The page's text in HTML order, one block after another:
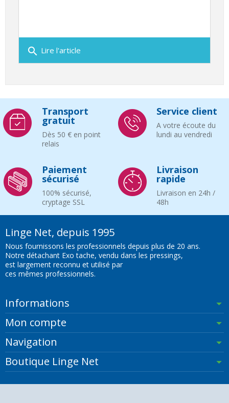
search Lire l'article
Transport
gratuit
Dès 50 € en point
relais
Service client
A votre écoute du
lundi au vendredi
Paiement
sécurisé
100% sécurisé,
cryptage SSL
Livraison
rapide
Livraison en 24h /
48h
Linge Net, depuis 1995
Nous fournissons les professionnels depuis plus de 20 ans.
Notre détachant Exo tache, vendu dans les pressings,
est largement reconnu et utilisé par
ces mêmes professionnels.
Informations
Mon compte
Navigation
Boutique Linge Net